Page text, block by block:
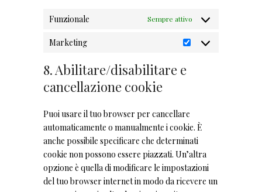
Funzionale Sempre attivo
Marketing
Marketing
8. Abilitare/disabilitare e
cancellazione cookie
Puoi usare il tuo browser per cancellare
automaticamente o manualmente i cookie. È
anche possibile specificare che determinati
cookie non possono essere piazzati. Un’altra
opzione è quella di modificare le impostazioni
del tuo browser internet in modo da ricevere un